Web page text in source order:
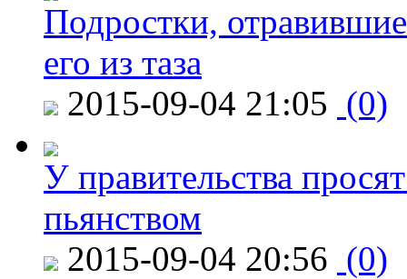
Подростки,
его из таза
2015-09-04 21:05 (0)
У правительства
пьянством
2015-09-04 20:56 (0)